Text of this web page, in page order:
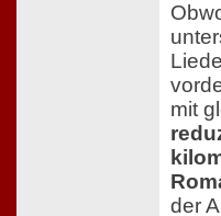
mit
der